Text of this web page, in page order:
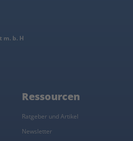
m. b. H
Ressourcen
Ratgeber und Artikel
Newsletter